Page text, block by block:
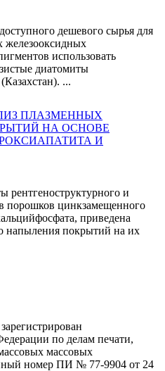
дешевого сырья для
железооксидных
использовать
диатомиты
...
ПЛАЗМЕННЫХ
НА ОСНОВЕ
И
рентгеноструктурного и
порошков цинкзамещенного
приведена
напыления покрытий на их
по делам печати,
массовых
номер ПИ № 77-9904 от 24